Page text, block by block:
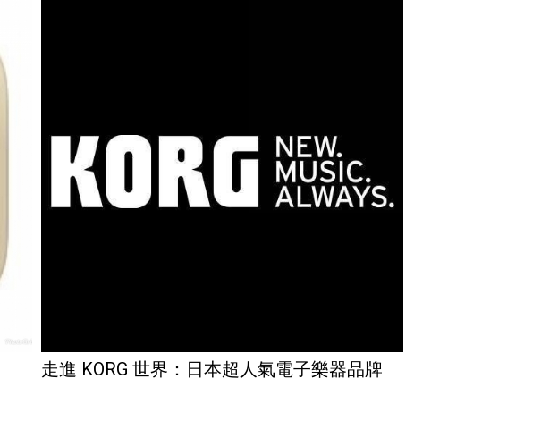
走進 KORG 世界：日本超人氣電子樂器品牌